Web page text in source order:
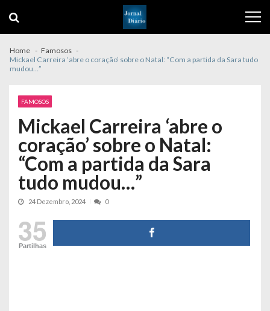
navigation
content
Home
Famosos
Mickael Carreira ‘abre o coração’ sobre o Natal: “Com a partida da Sara tudo
mudou…”
FAMOSOS
Mickael Carreira ‘abre o
coração’ sobre o Natal:
“Com a partida da Sara
tudo mudou…”
24 Dezembro, 2024 0
35
Partilhas